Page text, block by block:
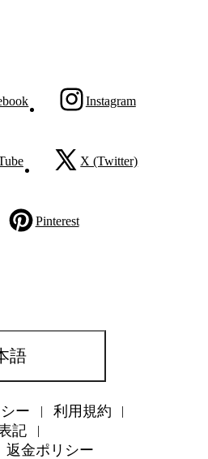
Instagram
X (Twitter)
Pinterest
語
ー
利用規約
記
返金ポリシー